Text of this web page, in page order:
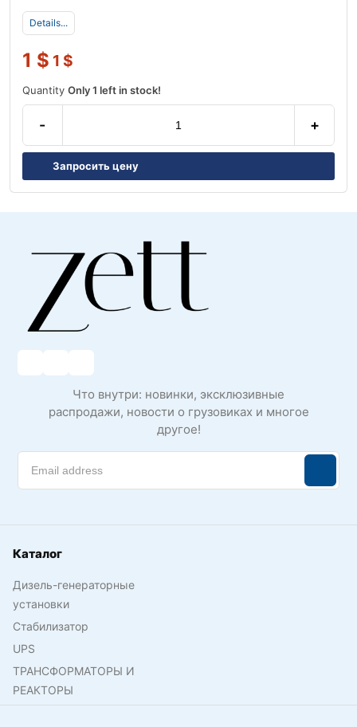
Details...
1 $ 1 $
Quantity Only 1 left in stock!
- +
Запросить цену
Что внутри: новинки, эксклюзивные
распродажи, новости о грузовиках и многое
другое!
Каталог
Дизель-генераторные
установки
Стабилизатор
UPS
ТРАНСФОРМАТОРЫ И
РЕАКТОРЫ